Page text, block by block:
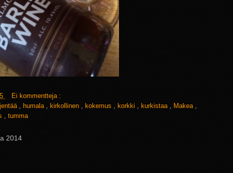
Ei kommentteja :
, humala , kirkollinen , kokemus , korkki , kurkistaa , Makea ,
, tumma
2014